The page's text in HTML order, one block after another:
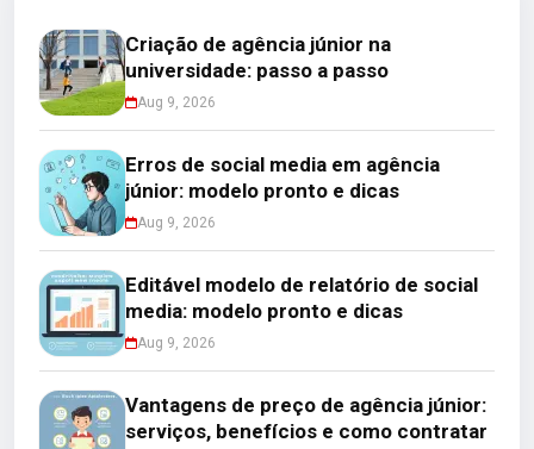
Criação de agência júnior na
universidade: passo a passo
Aug 9, 2026
Erros de social media em agência
júnior: modelo pronto e dicas
Aug 9, 2026
Editável modelo de relatório de social
media: modelo pronto e dicas
Aug 9, 2026
Vantagens de preço de agência júnior:
serviços, benefícios e como contratar